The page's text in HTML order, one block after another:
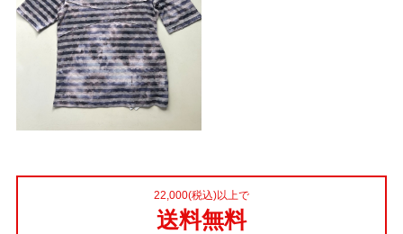
22,000(税込)以上で
送料無料